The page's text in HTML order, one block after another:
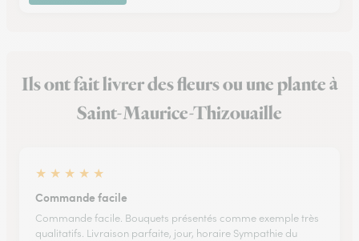
Ils ont fait livrer des fleurs ou une plante à
Saint-Maurice-Thizouaille
★ ★ ★ ★ ★
Commande facile
Commande facile. Bouquets présentés comme exemple très
qualitatifs. Livraison parfaite, jour, horaire Sympathie du